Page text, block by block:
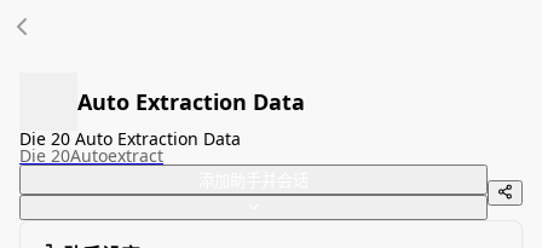
Auto Extraction Data
Die 20 Auto Extraction Data
Die 20Autoextract